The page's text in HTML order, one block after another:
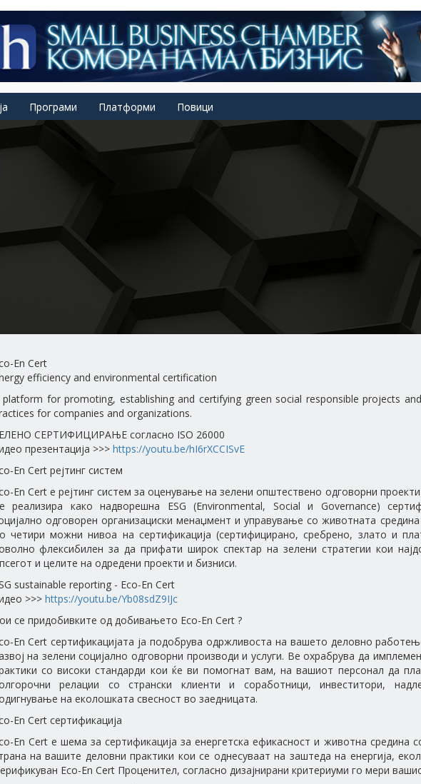
Програми Платформи Повици
En Cert
efficiency and environmental certification
platform for promoting, establishing and certifying green social responsible projects
for companies and organizations.
СЕРТИФИЦИРАЊЕ согласно ISO 26000
презентација >>> https://youtu.be/hI6rXCCISvE
En Cert рејтинг систем
En Cert е рејтинг систем за оценување на зелени општествено одговорни
реализира како надворешна ESG (Environmental, Social и Governance)
одговорен организациски менаџмент и управување со животната средина
четири можни нивоа на сертификација (сертифицирано, сребрено, злато и
флексибилен за да прифати широк спектар на зелени стратегии кои
и целите на одредени проекти и бизниси.
sustainable reporting - Eco-En Cert
>>> https://youtu.be/Yb08sdZ9IJc
се придобивките од добивањето Eco-En Cert ?
En Cert сертификацијата ја подобрува одржливоста на вашето деловно
на зелени социјално одговорни производи и услуги. Ве охрабрува да
со високи стандарди кои ќе ви помогнат вам, на вашиот персонал да
релации со странски клиенти и соработници, инвеститори,
на еколошката свесност во заедницата.
En Cert сертификација
En Cert е шема за сертификација за енергетска ефикасност и животна средина
на вашите деловни практики кои се однесуваат на заштеда на енергија,
Eco-En Cert Проценител, согласно дизајнирани критериуми го мери